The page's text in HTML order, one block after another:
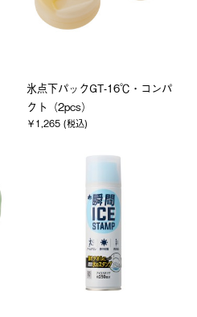
氷点下パックGT-16℃・コンパ
クト（2pcs）
￥1,265 (税込)